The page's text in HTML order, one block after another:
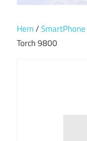
Hem/SmartPhone
Torch 9800